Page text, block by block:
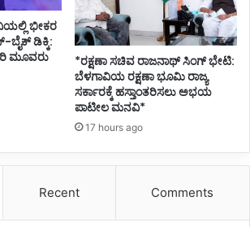
ಭೀಕರ
ಬೈಕ್ ಡಿಕ್ಕಿ:
ಮೂವರು
*ರಕ್ಷಣಾ ಸಚಿವ ರಾಜನಾಥ್ ಸಿಂಗ್ ಭೇಟಿ:
ಬೆಳಗಾವಿಯ ರಕ್ಷಣಾ ಭೂಮಿ ರಾಜ್ಯ
ಸರ್ಕಾರಕ್ಕೆ ಹಸ್ತಾಂತರಿಸಲು ಅಭಯ
ಪಾಟೀಲ ಮನವಿ*
17 hours ago
Recent Comments